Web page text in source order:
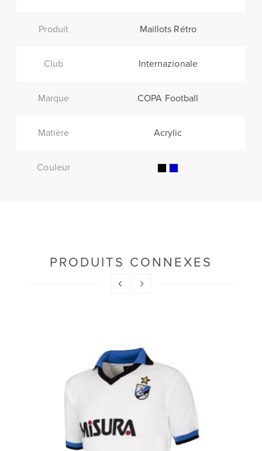
Produit Maillots Rétro
Club Internazionale
Marque COPA Football
Matière Acrylic
Couleur
PRODUITS CONNEXES